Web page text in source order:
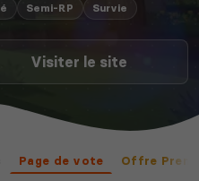
Semi-RP Survie
Visiter le site
Page de vote Offre